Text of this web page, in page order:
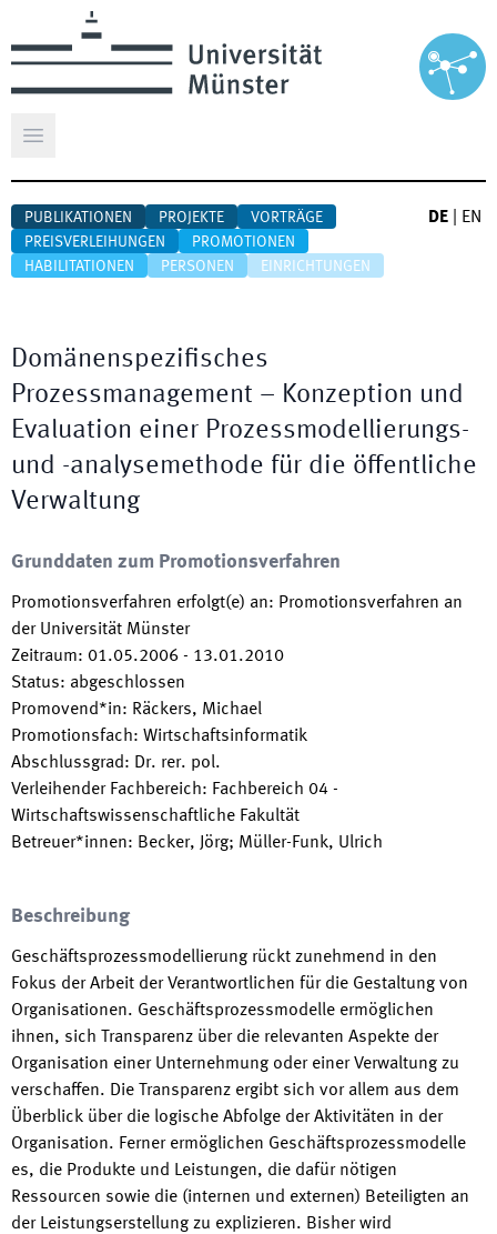
Hauptmenü öffnen
PUBLIKATIONEN PROJEKTE
VORTRÄGE
PREISVERLEIHUNGEN
PROMOTIONEN
HABILITATIONEN
PERSONEN EINRICHTUNGEN
DE EN
Domänenspezifisches
Prozessmanagement – Konzeption und
Evaluation einer Prozessmodellierungs-
und -analysemethode für die öffentliche
Verwaltung
Grunddaten zum Promotionsverfahren
Promotionsverfahren erfolgt(e) an: Promotionsverfahren an
der Universität Münster
Zeitraum: 01.05.2006 - 13.01.2010
Status: abgeschlossen
Promovend*in: Räckers, Michael
Promotionsfach: Wirtschaftsinformatik
Abschlussgrad: Dr. rer. pol.
Verleihender Fachbereich: Fachbereich 04 -
Wirtschaftswissenschaftliche Fakultät
Betreuer*innen: Becker, Jörg; Müller-Funk, Ulrich
Beschreibung
Geschäftsprozessmodellierung rückt zunehmend in den
Fokus der Arbeit der Verantwortlichen für die Gestaltung von
Organisationen. Geschäftsprozessmodelle ermöglichen
ihnen, sich Transparenz über die relevanten Aspekte der
Organisation einer Unternehmung oder einer Verwaltung zu
verschaffen. Die Transparenz ergibt sich vor allem aus dem
Überblick über die logische Abfolge der Aktivitäten in der
Organisation. Ferner ermöglichen Geschäftsprozessmodelle
es, die Produkte und Leistungen, die dafür nötigen
Ressourcen sowie die (internen und externen) Beteiligten an
der Leistungserstellung zu explizieren. Bisher wird